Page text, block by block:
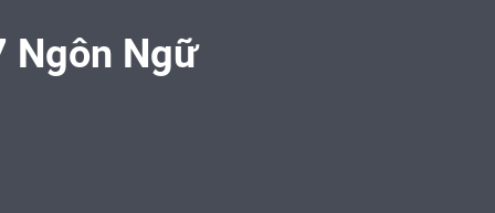
Ngôn Ngữ